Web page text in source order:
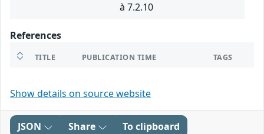
à 7.2.10
References
TITLE PUBLICATION TIME TAGS
Show details on source website
JSON Share To clipboard